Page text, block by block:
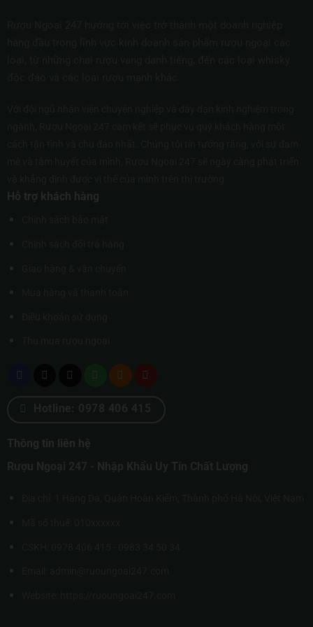
Hỗ trợ khách hàng
Hotline: 0978 406 415
Thông tin liên hệ
Rượu Ngoại 247 - Nhập Khẩu Uy Tín Chất Lượng